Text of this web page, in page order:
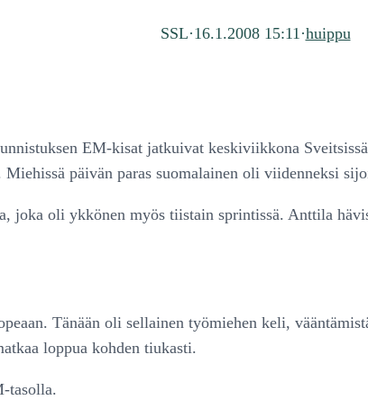
SSL·16.1.2008 15:11·huippu
EM-kisat jatkuivat keskiviikkona
päivän paras suomalainen oli viidenneksi
joka oli ykkönen myös tiistain sprintissä. Anttila
Tänään oli sellainen työmiehen keli,
loppua kohden tiukasti.
tasolla.